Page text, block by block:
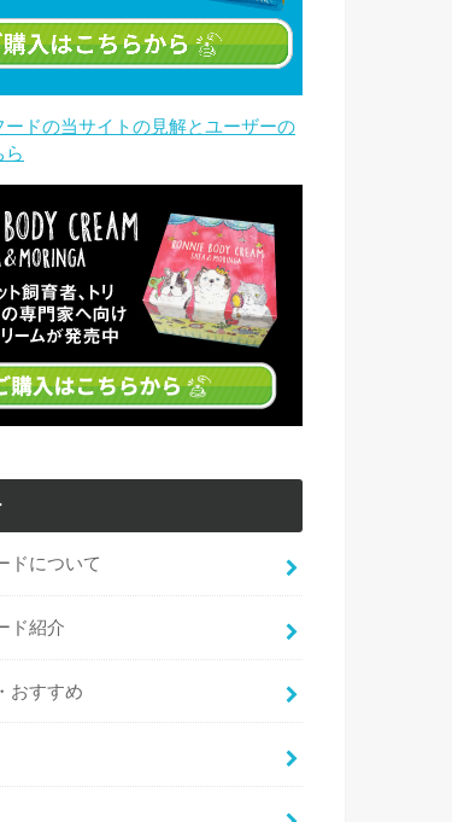
ードの当サイトの見解とユーザーの
ら
ドについて
ド紹介
おすすめ